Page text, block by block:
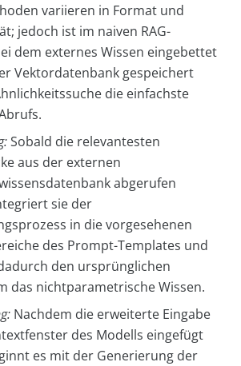
variieren in Format und
jedoch ist im naiven RAG-
dem externes Wissen eingebettet
Vektordatenbank gespeichert
die einfachste
Sobald die relevantesten
aus der externen
abgerufen
sie der
in die vorgesehenen
des Prompt-Templates und
den ursprünglichen
das nichtparametrische Wissen.
Nachdem die erweiterte Eingabe
des Modells eingefügt
es mit der Generierung der